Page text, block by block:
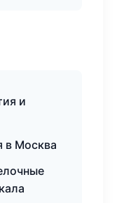
и
в Москва